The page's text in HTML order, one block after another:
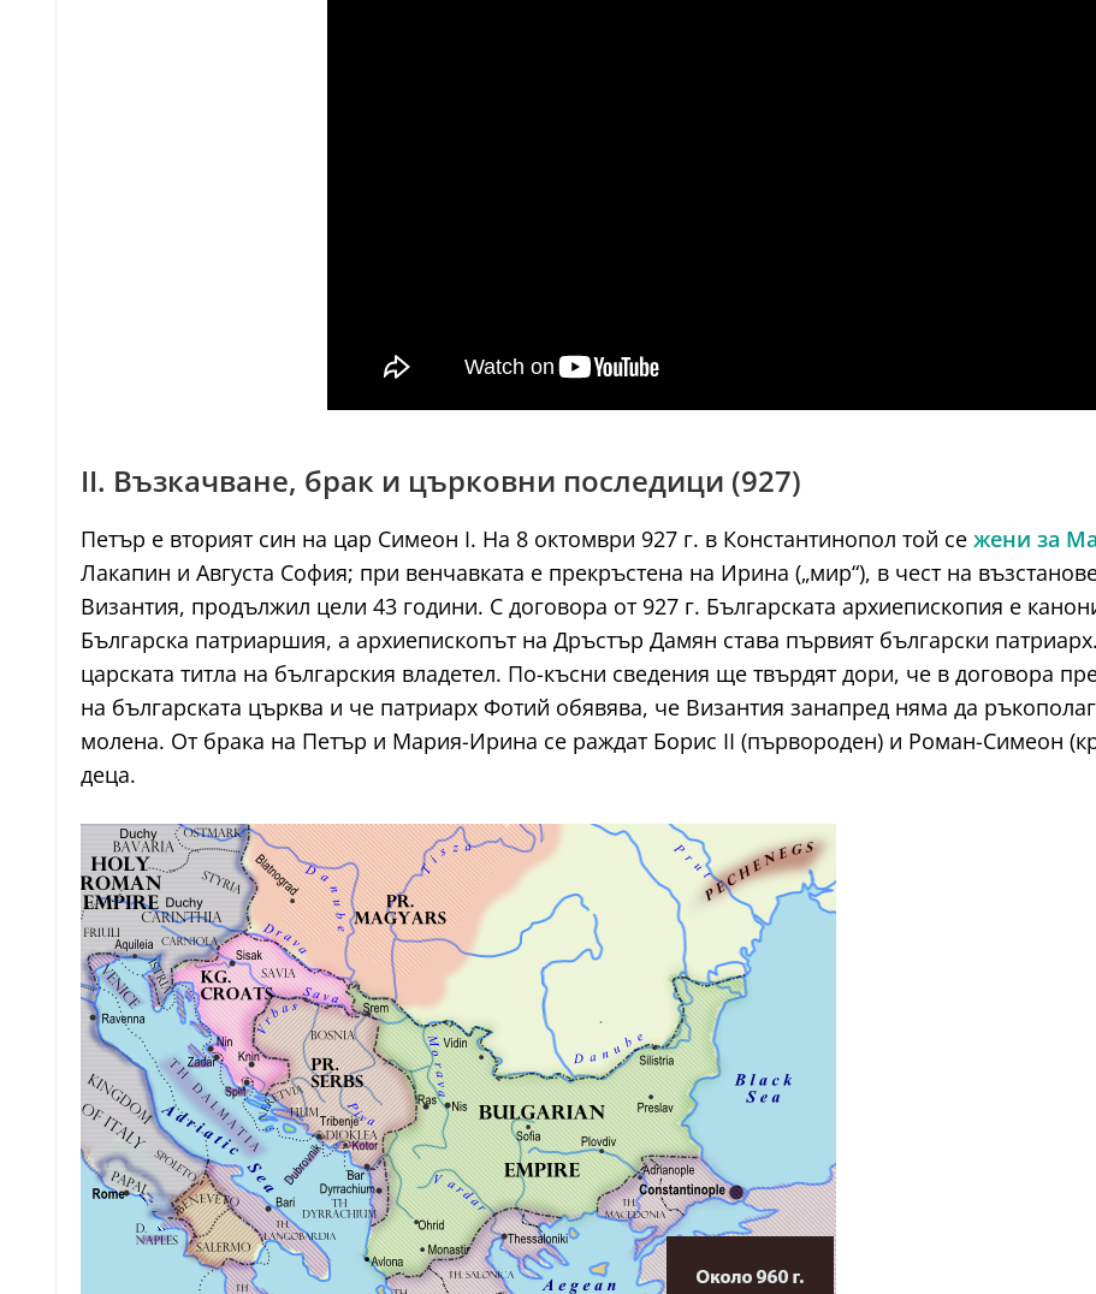
II. Възкачване, брак и църковни последици (927)
Петър е вторият син на цар Симеон I. На 8 октомври 927 г. в Константинопол той се жени за
Лакапин и Августа София; при венчавката е прекръстена на Ирина („мир“), в чест на
Византия, продължил цели 43 години. С договора от 927 г. Българската архиепископия е
Българска патриаршия, а архиепископът на Дръстър Дамян става първият български
царската титла на българския владетел. По-късни сведения ще твърдят дори, че в договора
на българската църква и че патриарх Фотий обявява, че Византия занапред няма да
молена. От брака на Петър и Мария-Ирина се раждат Борис II (първороден) и Роман-Симеон
деца.